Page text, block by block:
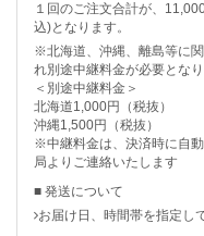
１回のご注文合計が、
込)となります。
※北海道、沖縄、離島等に
れ別途中継料金が必要となり
＜別途中継料金＞
北海道1,000円（税抜）
沖縄1,500円（税抜）
※中継料金は、決済時に自
局よりご連絡いたします
■ 発送について
お届け日、時間帯を指定し